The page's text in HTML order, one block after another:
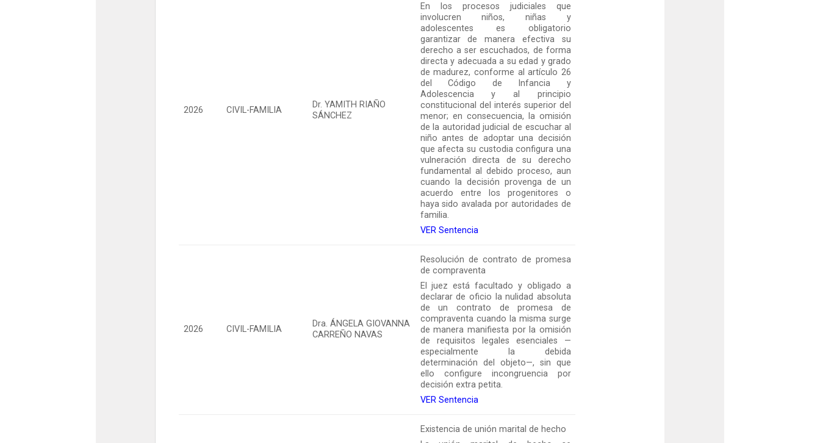
2026 CIVIL-FAMILIA
Dr. YAMITH RIAÑO
SÁNCHEZ
En los procesos judiciales que
involucren niños, niñas y
adolescentes es obligatorio
garantizar de manera efectiva su
derecho a ser escuchados, de forma
directa y adecuada a su edad y grado
de madurez, conforme al artículo 26
del Código de Infancia y
Adolescencia y al principio
constitucional del interés superior del
menor; en consecuencia, la omisión
de la autoridad judicial de escuchar al
niño antes de adoptar una decisión
que afecta su custodia configura una
vulneración directa de su derecho
fundamental al debido proceso, aun
cuando la decisión provenga de un
acuerdo entre los progenitores o
haya sido avalada por autoridades de
familia.
VER Sentencia
2026 CIVIL-FAMILIA
Dra. ÁNGELA GIOVANNA
CARREÑO NAVAS
Resolución de contrato de promesa
de compraventa
El juez está facultado y obligado a
declarar de oficio la nulidad absoluta
de un contrato de promesa de
compraventa cuando la misma surge
de manera manifiesta por la omisión
de requisitos legales esenciales —
especialmente la debida
determinación del objeto—, sin que
ello configure incongruencia por
decisión extra petita.
VER Sentencia
Existencia de unión marital de hecho